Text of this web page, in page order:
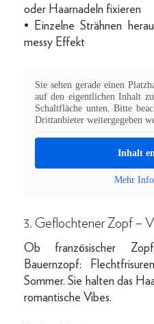
oder Haarnadeln fixieren
• Einzelne Strähnen
messy Effekt
Sie sehen gerade einen
auf den eigentlichen Inhalt
Schaltfläche unten. Bitte
Drittanbieter weitergegeben
Inhalt
Mehr
3. Geflochtener Zopf –
Ob französischer
Bauernzopf:
Sommer. Sie halten das
romantische Vibes.